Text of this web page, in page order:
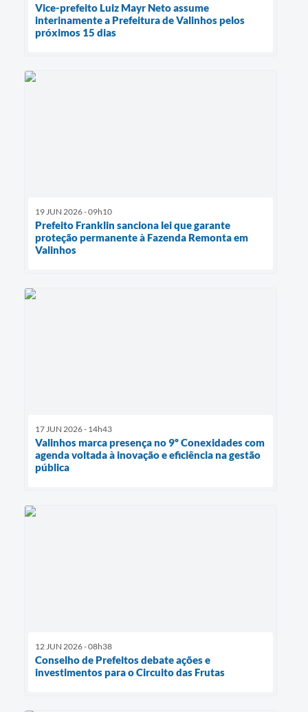
Vice-prefeito Luiz Mayr Neto assume
interinamente a Prefeitura de Valinhos pelos
próximos 15 dias
19 JUN 2026 - 09h10
Prefeito Franklin sanciona lei que garante
proteção permanente à Fazenda Remonta em
Valinhos
17 JUN 2026 - 14h43
Valinhos marca presença no 9º Conexidades com
agenda voltada à inovação e eficiência na gestão
pública
12 JUN 2026 - 08h38
Conselho de Prefeitos debate ações e
investimentos para o Circuito das Frutas